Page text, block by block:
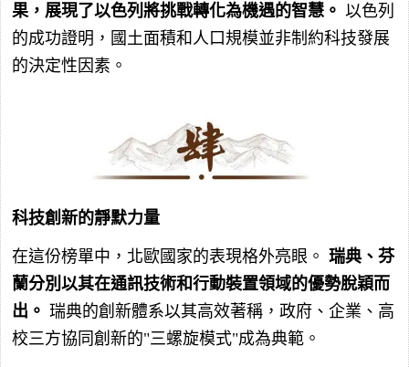
果，展現了以色列將挑戰轉化為機遇的智慧。 以色列
的成功證明，國土面積和人口規模並非制約科技發展
的決定性因素。
科技創新的靜默力量
在這份榜單中，北歐國家的表現格外亮眼。 瑞典、芬
蘭分別以其在通訊技術和行動裝置領域的優勢脫穎而
出。 瑞典的創新體系以其高效著稱，政府、企業、高
校三方協同創新的"三螺旋模式"成為典範。